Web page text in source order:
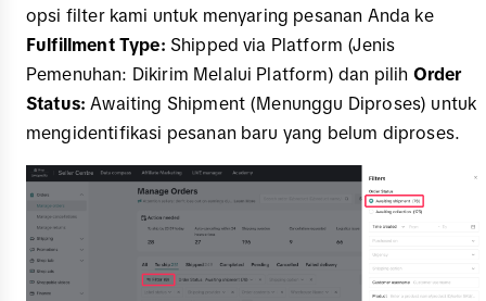
opsi filter kami untuk menyaring pesanan Anda ke
Fulfillment Type: Shipped via Platform (Jenis
Pemenuhan: Dikirim Melalui Platform) dan pilih Order
Status: Awaiting Shipment (Menunggu Diproses) untuk
mengidentifikasi pesanan baru yang belum diproses.